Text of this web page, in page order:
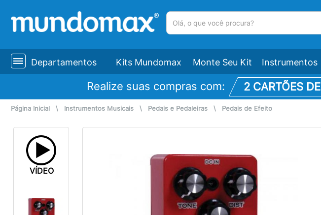
Departamentos Kits Mundomax Monte Seu Kit Instrumentos
Realize suas compras com: 2 CARTÕES
Página Inicial \ Instrumentos Musicais \ Pedais e Pedaleiras \ Pedais de Efeito
VÍDEO